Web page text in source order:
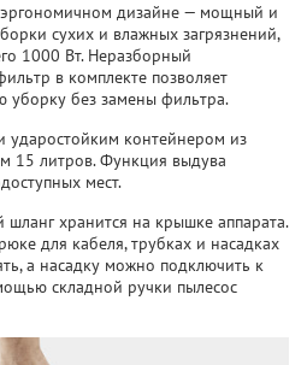
дизайне — мощный и
сухих и влажных загрязнений,
1000 Вт. Неразборный
в комплекте позволяет
уборку без замены фильтра.
контейнером из
15 литров. Функция выдува
мест.
хранится на крышке аппарата.
для кабеля, трубках и насадках
а насадку можно подключить к
складной ручки пылесос